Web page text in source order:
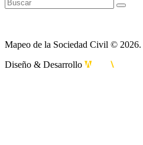
Mapeo de la Sociedad Civil © 2026.
Diseño & Desarrollo